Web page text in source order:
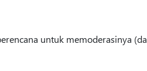
untuk memoderasinya